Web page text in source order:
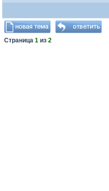
Страница 1 из 2